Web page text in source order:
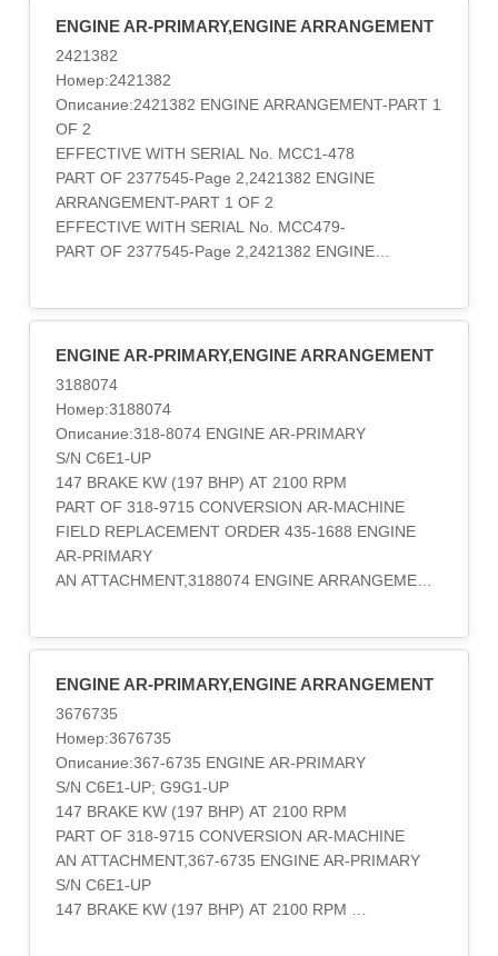
ENGINE AR-PRIMARY,ENGINE ARRANGEMENT
2421382
Номер:2421382
Описание:2421382 ENGINE ARRANGEMENT-PART 1
OF 2
EFFECTIVE WITH SERIAL No. MCC1-478
PART OF 2377545-Page 2,2421382 ENGINE
ARRANGEMENT-PART 1 OF 2
EFFECTIVE WITH SERIAL No. MCC479-
PART OF 2377545-Page 2,2421382 ENGINE
PART OF 2377545-Page 2,2421382 ENGINE
ARRANGEMENT-PART 2 OF 2
PRIMARY
TURBOCHARGED
S/N C6E1-UP; G9G1-UP
ENGINE AR-PRIMARY,ENGINE ARRANGEMENT
3188074
Номер:3188074
Описание:318-8074 ENGINE AR-PRIMARY
S/N C6E1-UP
147 BRAKE KW (197 BHP) AT 2100 RPM
PART OF 318-9715 CONVERSION AR-MACHINE
FIELD REPLACEMENT ORDER 435-1688 ENGINE
AR-PRIMARY
AN ATTACHMENT,3188074 ENGINE ARRANGEMENT-
PART OF 3189715-Page 4
AN ATTACHMENT,3188074 ENGINE ARRANGEMENT-
PART OF 3189715-Page 4
Категория:ENGINE ARRANGEMENT..
ENGINE AR-PRIMARY,ENGINE ARRANGEMENT
3676735
Номер:3676735
Описание:367-6735 ENGINE AR-PRIMARY
S/N C6E1-UP; G9G1-UP
147 BRAKE KW (197 BHP) AT 2100 RPM
PART OF 318-9715 CONVERSION AR-MACHINE
AN ATTACHMENT,367-6735 ENGINE AR-PRIMARY
S/N C6E1-UP
147 BRAKE KW (197 BHP) AT 2100 RPM